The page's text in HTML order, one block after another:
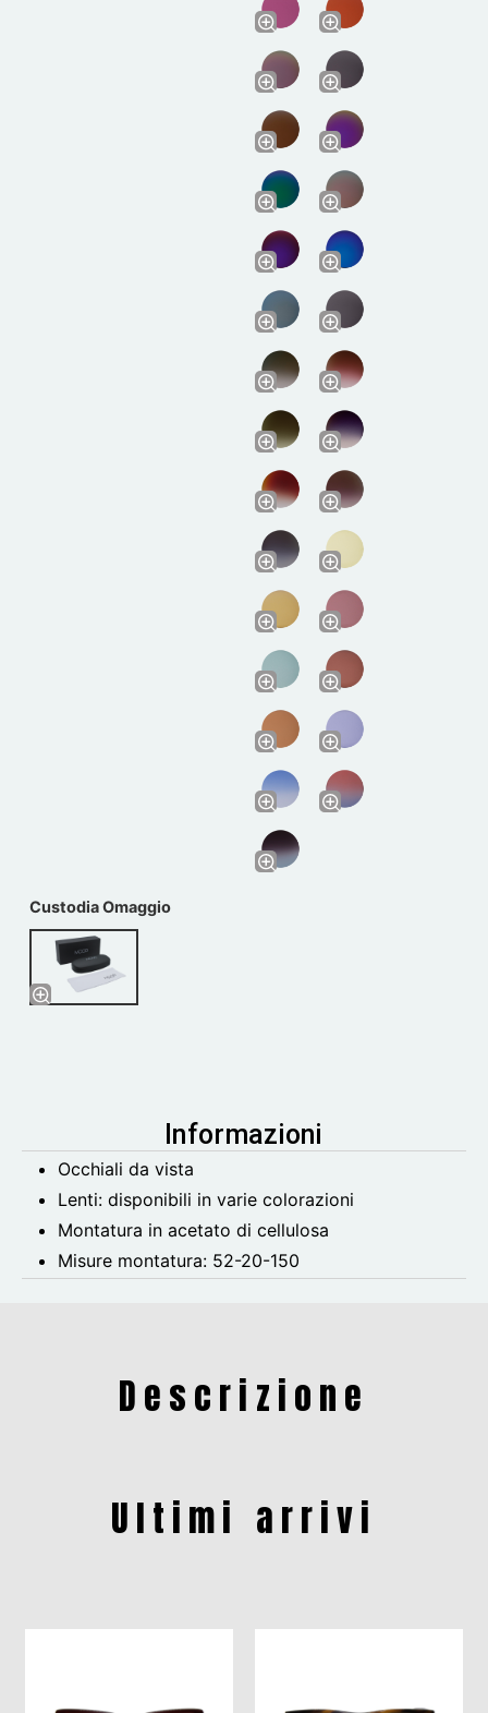
Custodia Omaggio
Informazioni
Occhiali da vista
Lenti: disponibili in varie colorazioni
Montatura in acetato di cellulosa
Misure montatura: 52-20-150
Descrizione
Ultimi arrivi